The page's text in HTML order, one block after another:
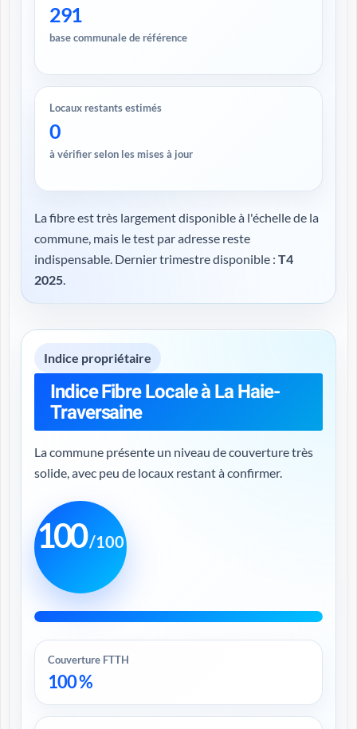
291
base communale de référence
Locaux restants estimés
0
à vérifier selon les mises à jour
La fibre est très largement disponible à l'échelle de la
commune, mais le test par adresse reste
indispensable. Dernier trimestre disponible : T4
2025.
Indice propriétaire
Indice Fibre Locale à La Haie-
Traversaine
La commune présente un niveau de couverture très
solide, avec peu de locaux restant à confirmer.
100/100
Couverture FTTH
100 %